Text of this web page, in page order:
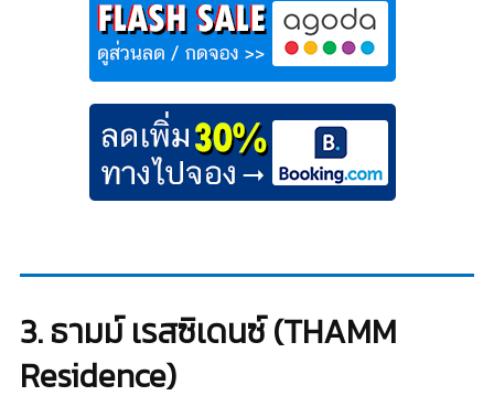
3. ธามม์ เรสซิเดนซ์ (THAMM
Residence)